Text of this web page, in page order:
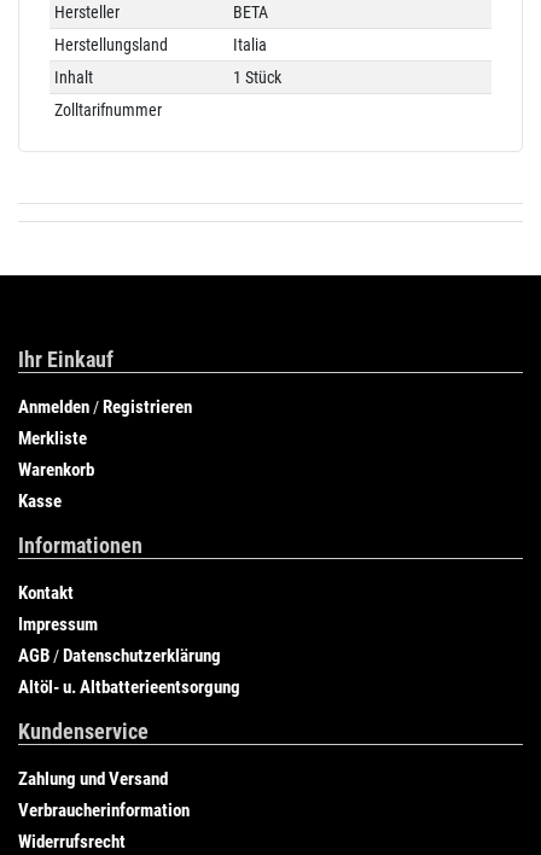
Hersteller
BETA
Herstellungsland
Italia
Inhalt
1 Stück
Zolltarifnummer
Ihr Einkauf
Anmelden /Registrieren
Merkliste
Warenkorb
Kasse
Informationen
Kontakt
Impressum
AGB /Datenschutzerklärung
Altöl- u. Altbatterieentsorgung
Kundenservice
Zahlung und Versand
Verbraucherinformation
Widerrufsrecht